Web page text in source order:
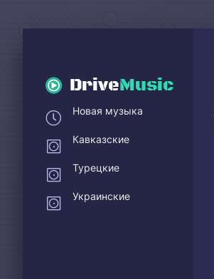
DriveMusic
Новая музыка
Кавказские
Турецкие
Украинские